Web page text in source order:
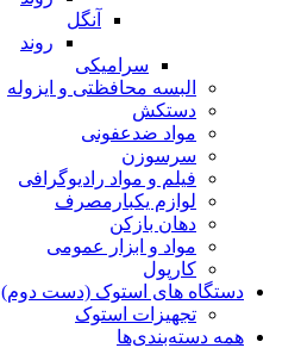
آنگل
روند
سرامیکی
البسه محافظتی و ایزوله
دستکش
مواد ضدعفونی
سرسوزن
فیلم و مواد رادیوگرافی
لوازم یکبارمصرف
دهان بازکن
مواد و ابزار عمومی
کارپول
دستگاه های استوک (دست دوم)
تجهیزات استوک
همه دسته‌بندی‌ها